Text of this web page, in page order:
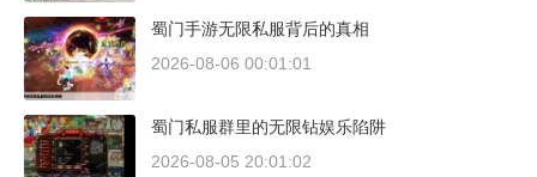
蜀门手游无限私服背后的真相
2026-08-06 00:01:01
蜀门私服群里的无限钻娱乐陷阱
2026-08-05 20:01:02